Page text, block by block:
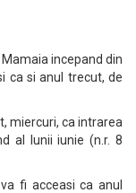
incepand din
ca si anul trecut, de
miercuri, ca intrarea
al lunii iunie (n.r. 8
fi acceasi ca anul